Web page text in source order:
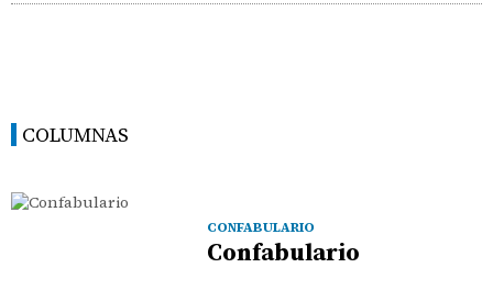
COLUMNAS
CONFABULARIO
Confabulario